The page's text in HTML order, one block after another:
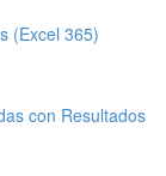
(Excel 365)
con Resultados